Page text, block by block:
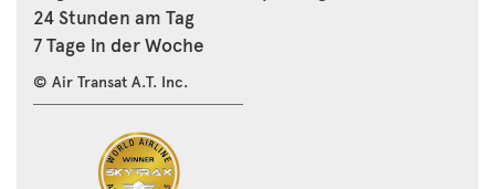
24 Stunden am Tag
7 Tage in der Woche
© Air Transat A.T. Inc.